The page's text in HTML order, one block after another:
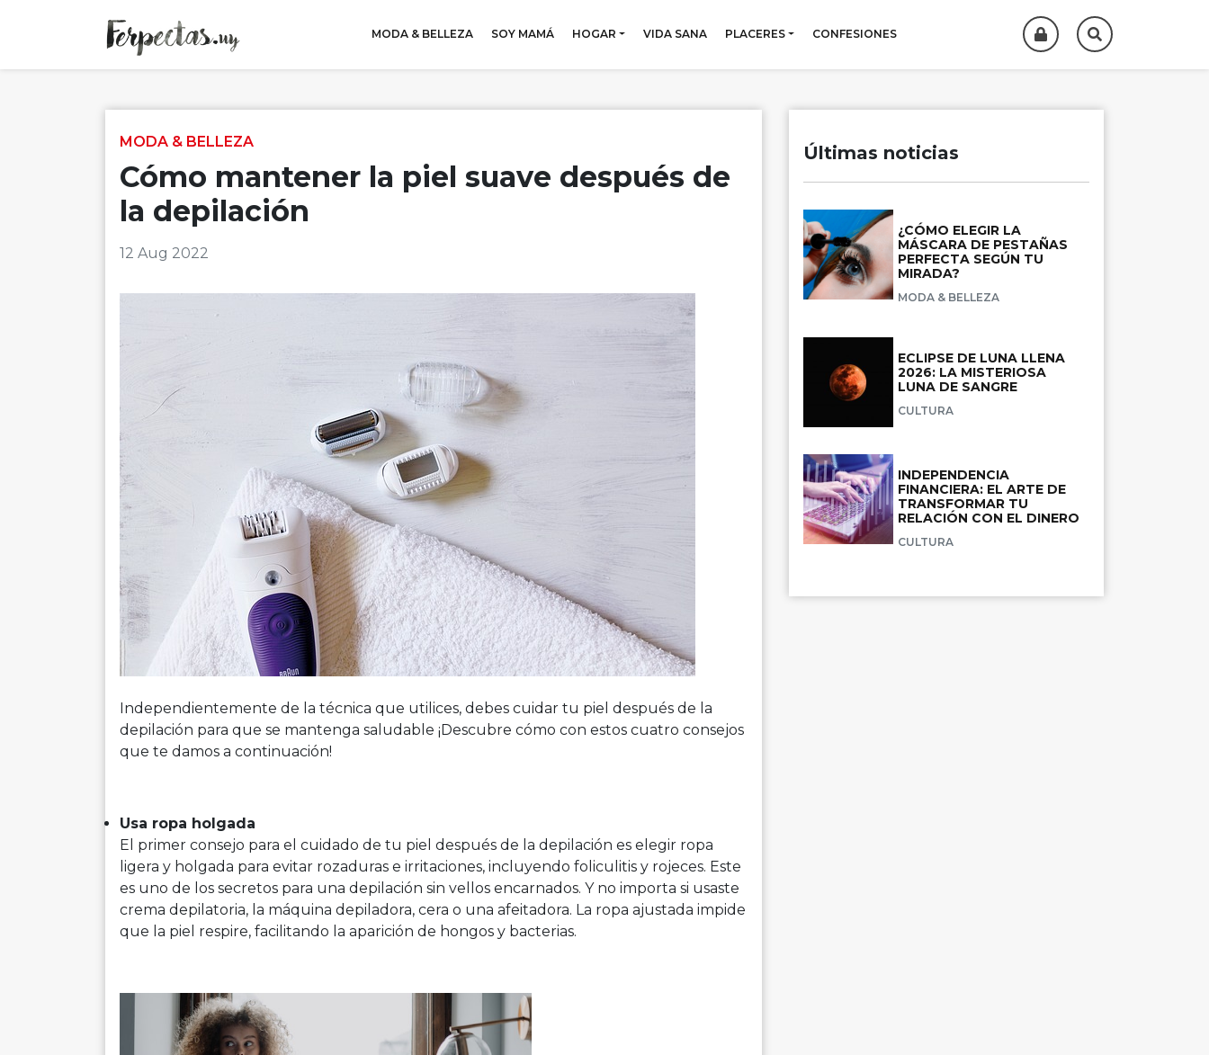
MODA & BELLEZA SOY MAMÁ HOGAR VIDA SANA PLACERES CONFESIONES
MODA & BELLEZA
Cómo mantener la piel suave después de
la depilación
12 Aug 2022
Independientemente de la técnica que utilices, debes cuidar tu piel después de la
depilación para que se mantenga saludable ¡Descubre cómo con estos cuatro consejos
que te damos a continuación!
Usa ropa holgada
El primer consejo para el cuidado de tu piel después de la depilación es elegir ropa
ligera y holgada para evitar rozaduras e irritaciones, incluyendo foliculitis y rojeces. Este
es uno de los secretos para una depilación sin vellos encarnados. Y no importa si usaste
crema depilatoria, la máquina depiladora, cera o una afeitadora. La ropa ajustada impide
que la piel respire, facilitando la aparición de hongos y bacterias.
Últimas noticias
¿CÓMO ELEGIR LA
MÁSCARA DE PESTAÑAS
PERFECTA SEGÚN TU
MIRADA?
MODA & BELLEZA
ECLIPSE DE LUNA LLENA
2026: LA MISTERIOSA
LUNA DE SANGRE
CULTURA
INDEPENDENCIA
FINANCIERA: EL ARTE DE
TRANSFORMAR TU
RELACIÓN CON EL DINERO
CULTURA